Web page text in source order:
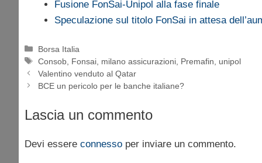
Fusione FonSai-Unipol alla fase finale
Speculazione sul titolo FonSai in attesa
Categorie
Borsa Italia
Tag
Consob Fonsai milano assicurazioni Premafin
unipol
Valentino venduto al Qatar
BCE un pericolo per le banche italiane?
Lascia un commento
Devi essere connesso per inviare un commento.